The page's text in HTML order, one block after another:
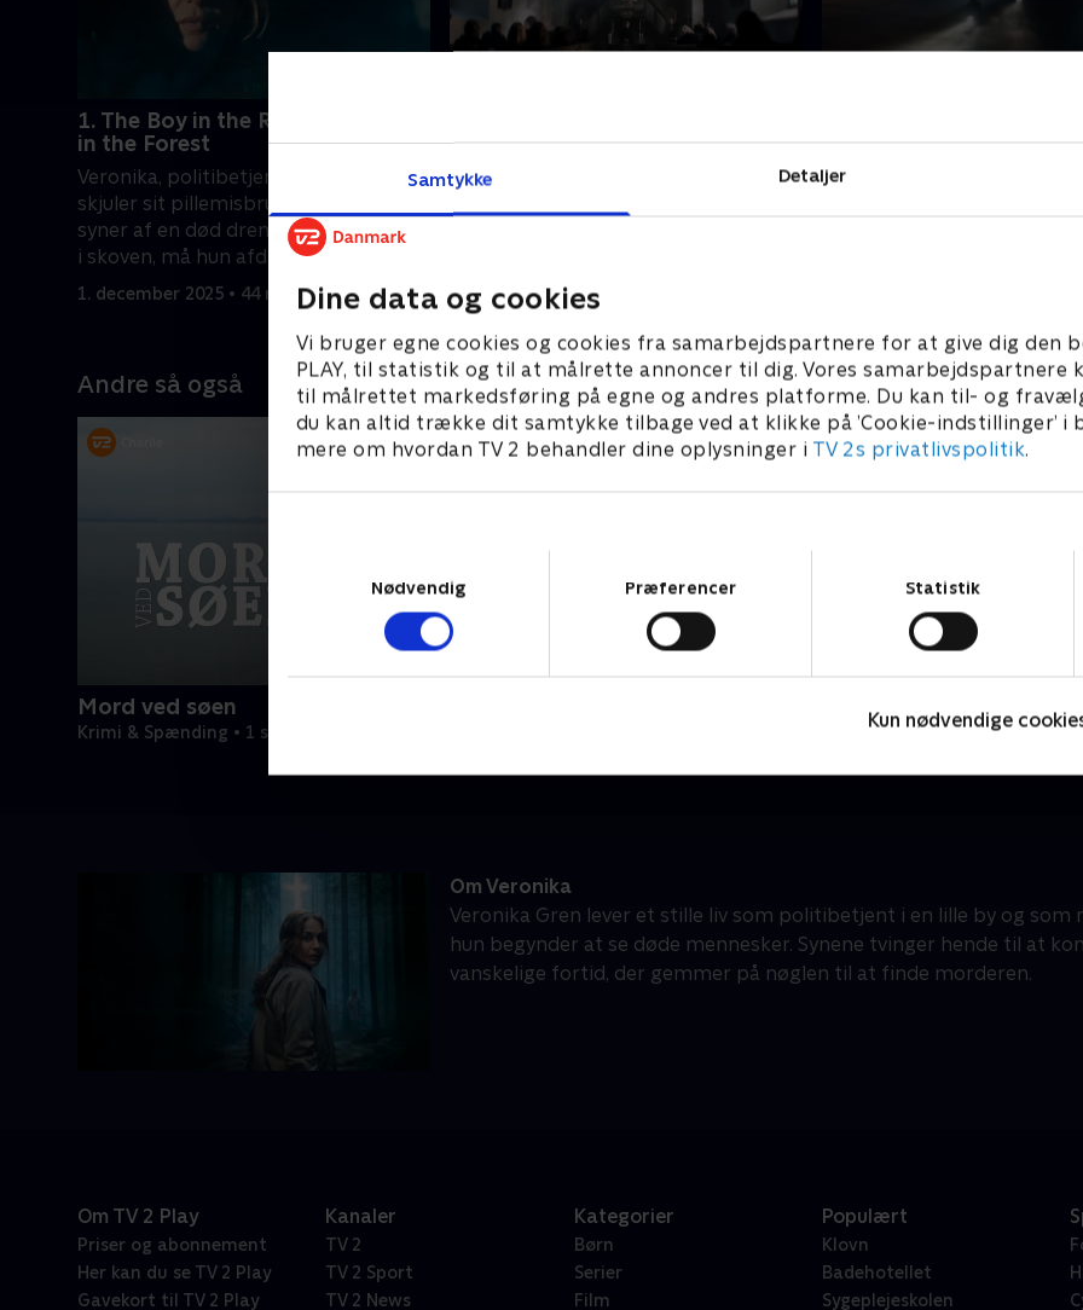
Samtykke Detaljer
Dine data og cookies
Vi bruger egne cookies og cookies fra samarbejdspartnere for at give dig den
PLAY, til statistik og til at målrette annoncer til dig. Vores samarbejdspartnere
til målrettet markedsføring på egne og andres platforme. Du kan til- og
du kan altid trække dit samtykke tilbage ved at klikke på ’Cookie-indstillinger’ i
mere om hvordan TV 2 behandler dine oplysninger i TV 2s privatlivspolitik.
Nødvendig
Præferencer Statistik
Kun nødvendige
1. The Boy in the River & The Girl
in the Forest
Veronika, politibetjent i en lille by,
skjuler sit pillemisbrug og plages af
syner af en død dreng. Da et lig findes
i skoven, må hun afdække sandheden.
1. december 2025 • 44 min
ung kvindes tidligere forsvinden,
indser Veronika, at der er en
mordmistænkt, og
Andre så også
Mord ved søen
Krimi & Spænding • 1 sæsoner
Om Veronika
Veronika Gren lever et stille liv som politibetjent i en lille by og
hun begynder at se døde mennesker. Synene tvinger hende til at
vanskelige fortid, der gemmer på nøglen til at finde morderen.
Om TV 2 Play
Priser og abonnement
Her kan du se TV 2 Play
Gavekort til TV 2 Play
Kanaler
TV 2
TV 2 Sport
TV 2 News
Kategorier
Børn
Serier
Film
Populært
Klovn
Badehotellet
Sygeplejeskolen